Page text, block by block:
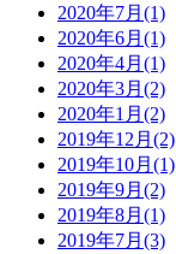
2020年7月(1)
2020年6月(1)
2020年4月(1)
2020年3月(2)
2020年1月(2)
2019年12月(2)
2019年10月(1)
2019年9月(2)
2019年8月(1)
2019年7月(3)